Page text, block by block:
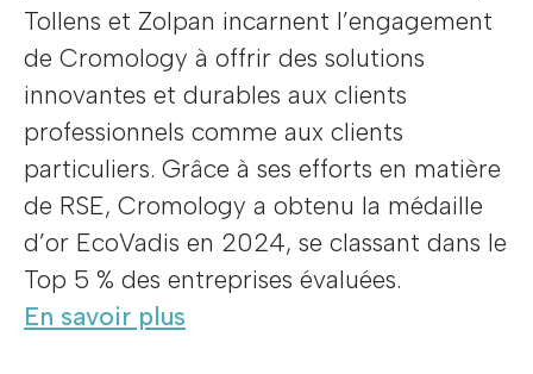
Tollens et Zolpan incarnent l’engagement
de Cromology à offrir des solutions
innovantes et durables aux clients
professionnels comme aux clients
particuliers. Grâce à ses efforts en matière
de RSE, Cromology a obtenu la médaille
d’or EcoVadis en 2024, se classant dans le
Top 5 % des entreprises évaluées.
En savoir plus